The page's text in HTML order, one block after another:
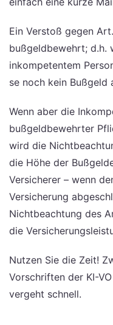
Ein Verstoß gegen
bußgeldbewehrt; d.h.
inkompetentem
se noch kein Bußgeld
Wenn aber die
bußgeldbewehrter
wird die
die Höhe der
Versicherer – wenn
Versicherung
Nichtbeachtung des
die
Nutzen Sie die Zeit!
Vorschriften der KI-
vergeht schnell.